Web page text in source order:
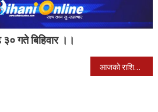
गते बिहिवार ।।
आजको राशिफल ।। भाद्र १ गते बुधवार ।।